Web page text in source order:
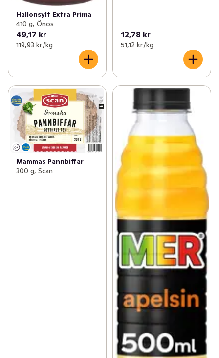
Hallonsylt Extra Prima
410 g, Önos
49,17 kr
119,93 kr /kg
12,78 kr
51,12 kr /kg
Mammas Pannbiffar
300 g, Scan